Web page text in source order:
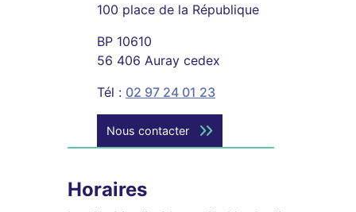
100 place de la République
BP 10610
56 406 Auray cedex
Tél : 02 97 24 01 23
Nous contacter
Horaires